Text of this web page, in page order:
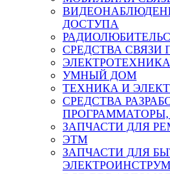
ДОСТУПА
СРЕДСТВА
ЭЛЕКТРОТЕХНИКА
УМНЫЙ ДОМ
ТЕХНИКА И
СРЕДСТВА
ЗАПЧАСТИ ДЛЯ
ЭТМ
ЗАПЧАСТИ ДЛЯ